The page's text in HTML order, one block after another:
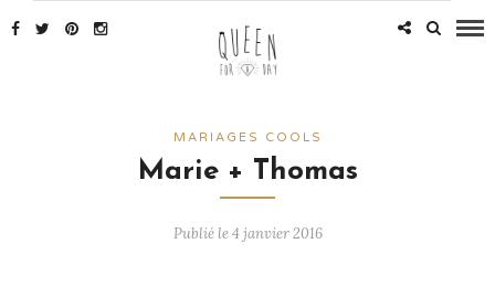
MARIAGES COOLS
Marie + Thomas
Publié le 4 janvier 2016